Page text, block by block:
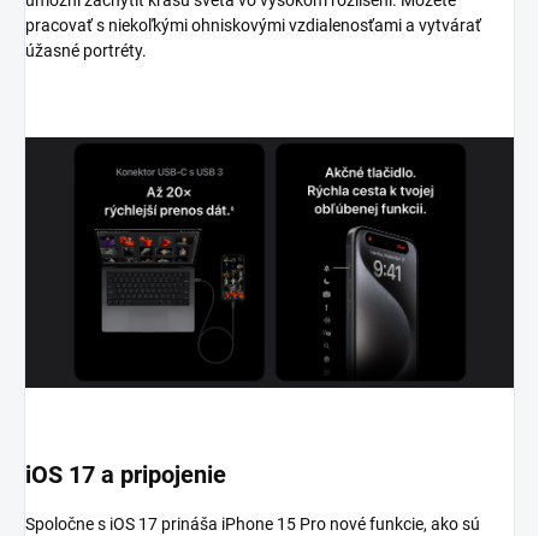
pracovať s niekoľkými ohniskovými vzdialenosťami a vytvárať
úžasné portréty.
iOS 17 a pripojenie
Spoločne s iOS 17 prináša iPhone 15 Pro nové funkcie, ako sú